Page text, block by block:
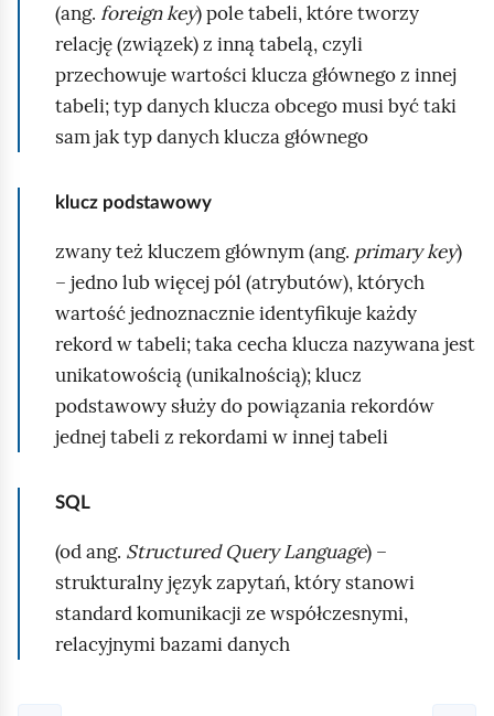
(ang. foreign key) pole tabeli, które tworzy
relację (związek) z inną tabelą, czyli
przechowuje wartości klucza głównego z innej
tabeli; typ danych klucza obcego musi być taki
sam jak typ danych klucza głównego
klucz podstawowy
zwany też kluczem głównym (ang. primary key)
– jedno lub więcej pól (atrybutów), których
wartość jednoznacznie identyfikuje każdy
rekord w tabeli; taka cecha klucza nazywana jest
unikatowością (unikalnością); klucz
podstawowy służy do powiązania rekordów
jednej tabeli z rekordami w innej tabeli
SQL
(od ang. Structured Query Language) –
strukturalny język zapytań, który stanowi
standard komunikacji ze współczesnymi,
relacyjnymi bazami danych